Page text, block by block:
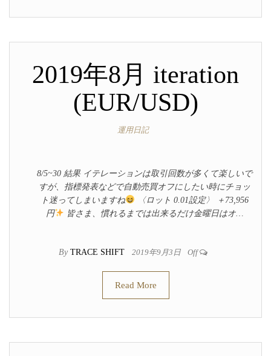
2019年8月 iteration
(EUR/USD)
運用日記
8/5~30 結果 イテレーションは取引回数が多くて楽しいで
すが、指標発表などで自動売買オフにしたい時にチョッ
ト迷ってしまいますね
〈ロット 0.01設定〉 ＋73,956
円
皆さま、慣れるまでは出来るだけ金曜日はオ…
By TRACE SHIFT 2019年9月3日 Off
Read More